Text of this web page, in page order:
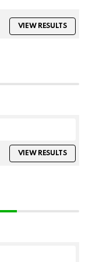
VIEW RESULTS
VIEW RESULTS